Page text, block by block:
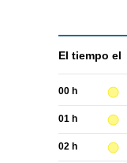
El tiempo el
00 h
01 h
02 h